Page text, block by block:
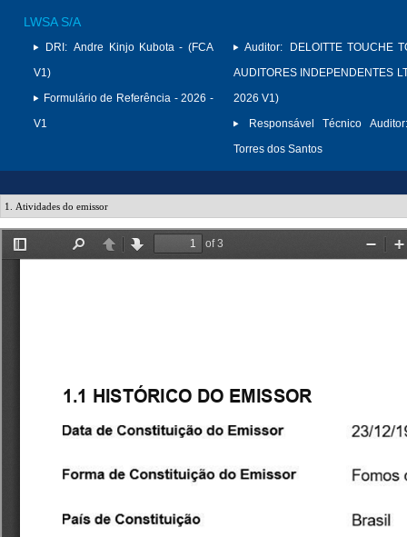
LWSA S/A
DRI: Andre Kinjo Kubota - (FCA
V1)
Formulário de Referência - 2026 -
V1
Auditor:
DELOITTE TOUCHE
AUDITORES INDEPENDENTES
2026 V1)
Responsável Técnico Auditor:
Torres dos Santos